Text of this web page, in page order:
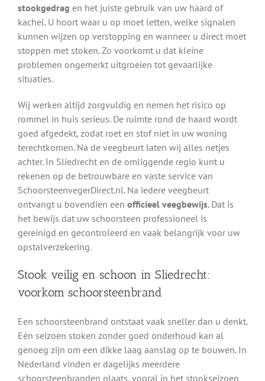
stookgedrag en het juiste gebruik van uw haard of
kachel. U hoort waar u op moet letten, welke signalen
kunnen wijzen op verstopping en wanneer u direct moet
stoppen met stoken. Zo voorkomt u dat kleine
problemen ongemerkt uitgroeien tot gevaarlijke
situaties.
Wij werken altijd zorgvuldig en nemen het risico op
rommel in huis serieus. De ruimte rond de haard wordt
goed afgedekt, zodat roet en stof niet in uw woning
terechtkomen. Na de veegbeurt laten wij alles netjes
achter. In Sliedrecht en de omliggende regio kunt u
rekenen op de betrouwbare en vaste service van
SchoorsteenvegerDirect.nl. Na iedere veegbeurt
ontvangt u bovendien een officieel veegbewijs. Dat is
het bewijs dat uw schoorsteen professioneel is
gereinigd en gecontroleerd en vaak belangrijk voor uw
opstalverzekering.
Stook veilig en schoon in Sliedrecht:
voorkom schoorsteenbrand
Een schoorsteenbrand ontstaat vaak sneller dan u denkt.
Eén seizoen stoken zonder goed onderhoud kan al
genoeg zijn om een dikke laag aanslag op te bouwen. In
Nederland vinden er dagelijks meerdere
schoorsteenbranden plaats, vooral in het stookseizoen